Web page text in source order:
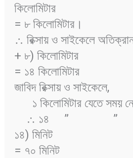
কিলোমিটার
= ৮ কিলোমিটার।
∴ রিক্সায় ও সাইকেলে
+ ৮) কিলোমিটার
= ১৪ কিলোমিটার
জাবিদ রিক্সায় ও সাইকেলে,
১ কিলোমিটার যেতে সময়
∴ ১৪ ” ”
১৪) মিনিট
= ৭০ মিনিট